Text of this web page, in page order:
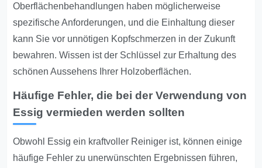
Oberflächenbehandlungen haben möglicherweise
spezifische Anforderungen, und die Einhaltung dieser
kann Sie vor unnötigen Kopfschmerzen in der Zukunft
bewahren. Wissen ist der Schlüssel zur Erhaltung des
schönen Aussehens Ihrer Holzoberflächen.
Häufige Fehler, die bei der Verwendung von
Essig vermieden werden sollten
Obwohl Essig ein kraftvoller Reiniger ist, können einige
häufige Fehler zu unerwünschten Ergebnissen führen,